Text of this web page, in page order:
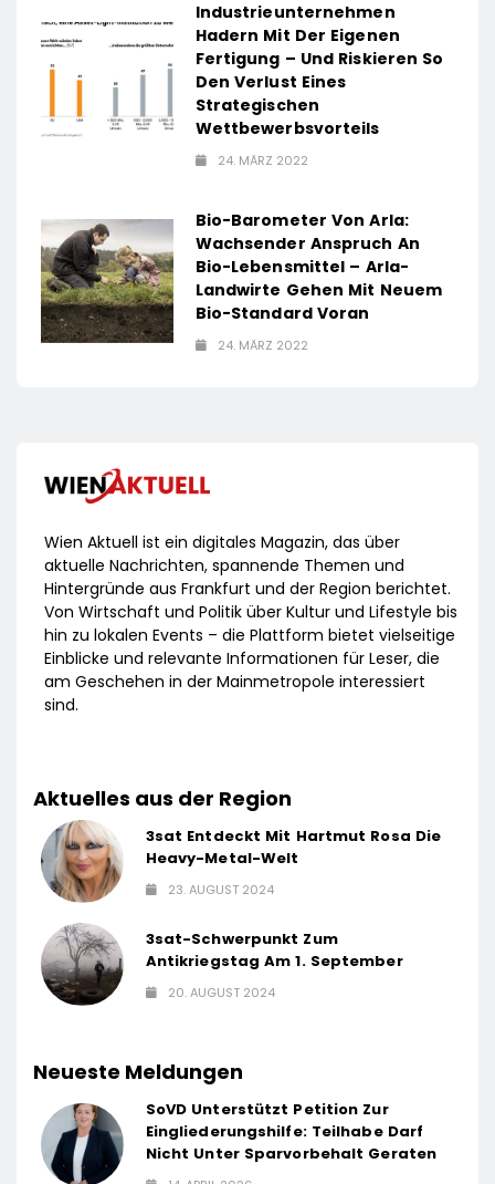
Industrieunternehmen
Hadern Mit Der Eigenen
Fertigung – Und Riskieren So
Den Verlust Eines
Strategischen
Wettbewerbsvorteils
24. MÄRZ 2022
Bio-Barometer Von Arla:
Wachsender Anspruch An
Bio-Lebensmittel – Arla-
Landwirte Gehen Mit Neuem
Bio-Standard Voran
24. MÄRZ 2022
Wien Aktuell ist ein digitales Magazin, das über
aktuelle Nachrichten, spannende Themen und
Hintergründe aus Frankfurt und der Region berichtet.
Von Wirtschaft und Politik über Kultur und Lifestyle bis
hin zu lokalen Events – die Plattform bietet vielseitige
Einblicke und relevante Informationen für Leser, die
am Geschehen in der Mainmetropole interessiert
sind.
Aktuelles aus der Region
3sat Entdeckt Mit Hartmut Rosa Die
Heavy-Metal-Welt
23. AUGUST 2024
3sat-Schwerpunkt Zum
Antikriegstag Am 1. September
20. AUGUST 2024
Neueste Meldungen
SoVD Unterstützt Petition Zur
Eingliederungshilfe: Teilhabe Darf
Nicht Unter Sparvorbehalt Geraten